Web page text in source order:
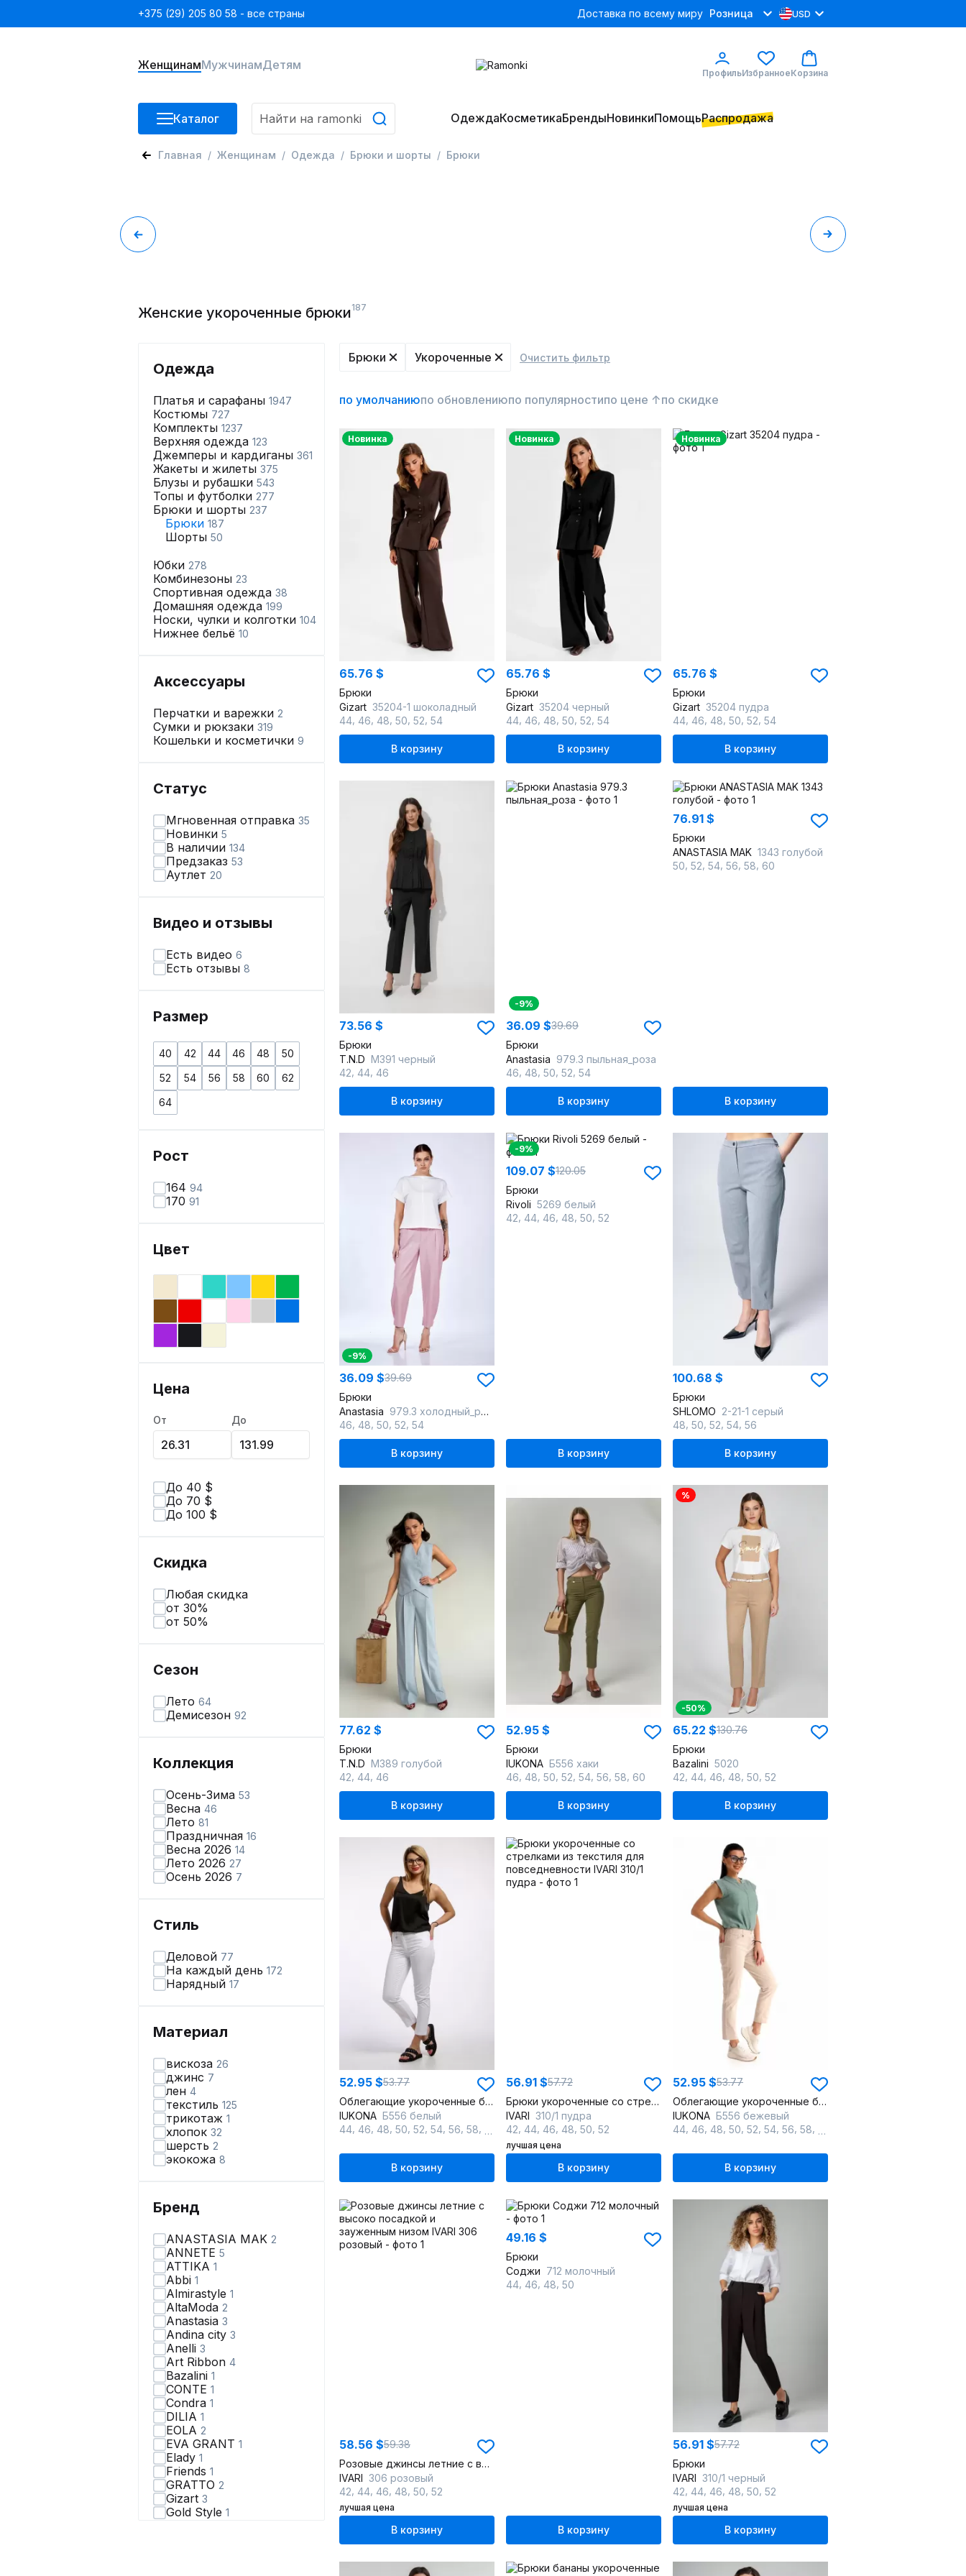
+375 (29) 205 80 58 - все страны Доставка по всему миру Розница USD
ЖенщинамМужчинамДетям
ПрофильИзбранноеКорзина
Каталог ОдеждаКосметикаБрендыНовинкиПомощьРаспродажа
Главная Женщинам Одежда Брюки и шорты Брюки
Женские укороченные брюки187
Одежда
Платья и сарафаны 1947
Костюмы 727
Комплекты 1237
Верхняя одежда 123
Джемперы и кардиганы 361
Жакеты и жилеты 375
Блузы и рубашки 543
Топы и футболки 277
Брюки и шорты 237
Брюки 187
Шорты 50
Юбки 278
Комбинезоны 23
Спортивная одежда 38
Домашняя одежда 199
Носки, чулки и колготки 104
Нижнее бельё 10
Аксессуары
Перчатки и варежки 2
Сумки и рюкзаки 319
Кошельки и косметички 9
Статус
Мгновенная отправка 35
Новинки 5
В наличии 134
Предзаказ 53
Аутлет 20
Видео и отзывы
Есть видео 6
Есть отзывы 8
Размер
40 42 44 46 48
50
52
54 56 58 60
62
64
Рост
164 94
170 91
Цвет
Цена
От До
До 40 $
До 70 $
До 100 $
Скидка
Любая скидка
от 30%
от 50%
Сезон
Лето 64
Демисезон 92
Коллекция
Осень-Зима 53
Весна 46
Лето 81
Праздничная 16
Весна 2026 14
Лето 2026 27
Осень 2026 7
Стиль
Деловой 77
На каждый день 172
Нарядный 17
Материал
вискоза 26
джинс 7
лен 4
текстиль 125
трикотаж 1
хлопок 32
шерсть 2
экокожа 8
Бренд
ANASTASIA MAK 2
ANNETE 5
ATTIKA 1
Abbi 1
Almirastyle 1
AltaModa 2
Anastasia 3
Andina city 3
Anelli 3
Art Ribbon 4
Bazalini 1
CONTE 1
Condra 1
DILIA 1
EOLA 2
EVA GRANT 1
Elady 1
Friends 1
GRATTO 2
Gizart 3
Gold Style 1
Брюки Укороченные Очистить фильтр
по умолчаниюпо обновлениюпо популярностипо цене ↑по скидке
Новинка
65.76 $
Брюки
Gizart 35204-1 шоколадный
44 46 48 50 52 54
В корзину
Новинка
65.76 $
Брюки
Gizart 35204 черный
44 46 48 50 52 54
В корзину
Новинка
65.76 $
Брюки
Gizart 35204 пудра
44 46 48 50 52 54
В корзину
73.56 $
Брюки
T.N.D М391 черный
42 44 46
В корзину
-9%
36.09 $39.69
Брюки
Anastasia 979.3 пыльная_роза
46 48 50 52 54
В корзину
76.91 $
Брюки
ANASTASIA MAK 1343 голубой
50 52 54 56 58 60
В корзину
-9%
36.09 $39.69
Брюки
Anastasia 979.3 холодный_розовый
46 48 50 52 54
В корзину
-9%
109.07 $120.05
Брюки
Rivoli 5269 белый
42 44 46 48 50 52
В корзину
100.68 $
Брюки
SHLOMO 2-21-1 серый
48 50 52 54 56
В корзину
77.62 $
Брюки
T.N.D М389 голубой
42 44 46
В корзину
52.95 $
Брюки
IUKONA Б556 хаки
46 48 50 52 54 56 58 60
В корзину
%
-50%
65.22 $130.76
Брюки
Bazalini 5020
42 44 46 48 50 52
В корзину
52.95 $53.77
Облегающие укороченные брюки из хлопка с карманами
IUKONA Б556 белый
44 46 48 50 52 54 56 58
В корзину
56.91 $57.72
Брюки укороченные со стрелками из текстиля для повседневности
IVARI 310/1 пудра
42 44 46 48 50 52
лучшая цена
В корзину
52.95 $53.77
Облегающие укороченные брюки из хлопка с карманами
IUKONA Б556 бежевый
44 46 48 50 52 54 56 58
В корзину
58.56 $59.38
Розовые джинсы летние с высоко посадкой и зауженным низом
IVARI 306 розовый
42 44 46 48 50 52
лучшая цена
В корзину
49.16 $
Брюки
Соджи 712 молочный
44 46 48 50
В корзину
56.91 $57.72
Брюки
IVARI 310/1 черный
42 44 46 48 50 52
лучшая цена
В корзину